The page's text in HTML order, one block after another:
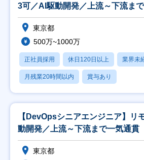
3可／AI駆動開発／上流～下流ま
東京都
500万~1000万
正社員採用 休日120日以上 業界未
月残業20時間以内 賞与あり
【DevOpsシニアエンジニア】リ
動開発／上流～下流まで一気通貫
東京都